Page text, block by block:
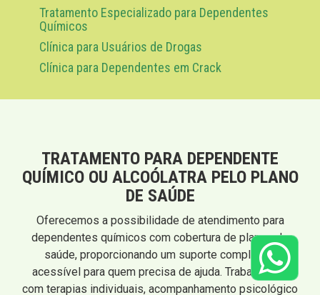
Tratamento Especializado para Dependentes
Químicos
Clínica para Usuários de Drogas
Clínica para Dependentes em Crack
TRATAMENTO PARA DEPENDENTE
QUÍMICO OU ALCOÓLATRA PELO PLANO
DE SAÚDE
Oferecemos a possibilidade de atendimento para
dependentes químicos com cobertura de planos de
saúde, proporcionando um suporte completo e
acessível para quem precisa de ajuda. Trabalhamos
com terapias individuais, acompanhamento psicológico